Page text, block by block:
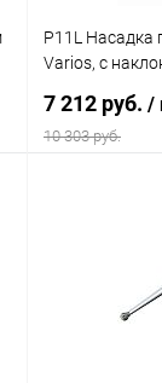
P11L Насадка
Varios, с
7 212 руб. /
10 303 руб.
В избранное